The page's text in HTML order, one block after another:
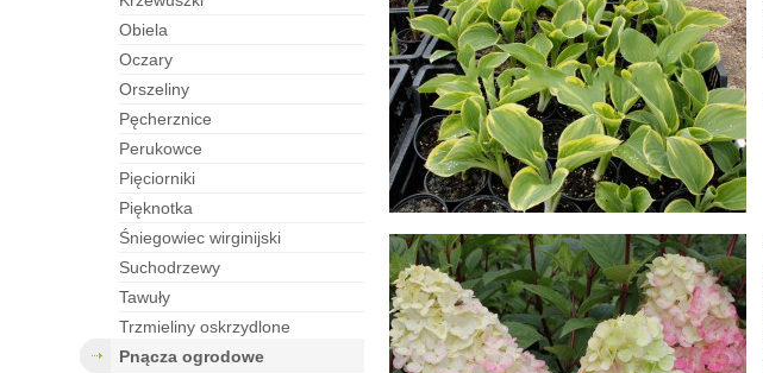
obiela
oczary
orszeliny
pęcherznice
perukowce
pięciorniki
pięknotka
śniegowiec wirginijski
suchodrzewy
tawuły
trzmieliny oskrzydlone
pnącza ogrodowe